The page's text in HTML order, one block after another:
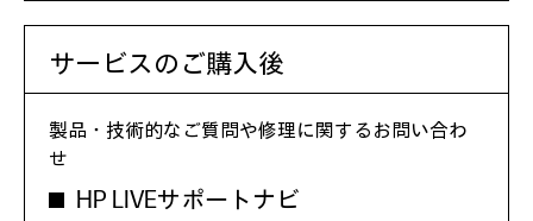
サービスのご購入後
製品・技術的なご質問や修理に関するお問い合わ
せ
HP LIVEサポートナビ